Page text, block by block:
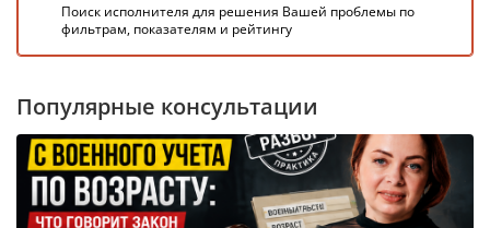
Поиск исполнителя для решения Вашей проблемы по
фильтрам, показателям и рейтингу
Популярные консультации